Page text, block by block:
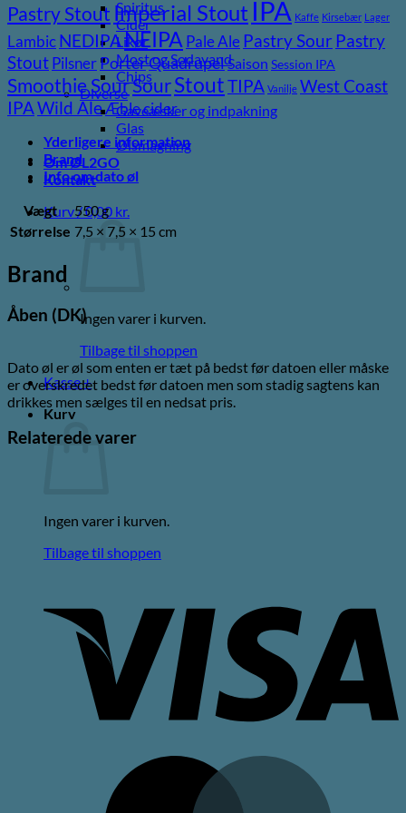
Spiritus
Cider
Likør
Most og Sodavand
Chips
Diverse
Gaveæsker og indpakning
Glas
Ølsmagning
Om ØL2GO
Kontakt
Kurv /0,00 kr.
Ingen varer i kurven.
Tilbage til shoppen
Kasse+
Kurv
Ingen varer i kurven.
Tilbage til shoppen
Pastry Stout Imperial Stout IPA Kaffe Kirsebær Lager
LambicNEDIPANEIPA Pale Ale Pastry Sour Pastry
StoutPilsnerPorterQuadrupelSaison Session IPA
Smoothie SourSourStoutTIPA Vanilje West Coast
IPAWild AleÆble cider
Yderligere information
Brand
Info om dato øl
Vægt
550 g
Størrelse 7,5 × 7,5 × 15 cm
Brand
Åben (DK)
Dato øl er øl som enten er tæt på bedst før datoen eller måske
er overskredet bedst før datoen men som stadig sagtens kan
drikkes men sælges til en nedsat pris.
Relaterede varer